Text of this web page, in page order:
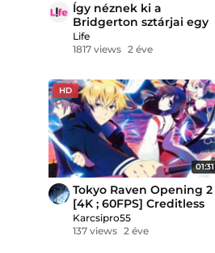
Így néznek ki a
Bridgerton sztárjai egy
másik film vagy sorozat
karaktereként
Life
1817 views 2 éve
HD
01:31
Tokyo Raven Opening 2
[4K ; 60FPS] Creditless
Karcsipro55
137 views 2 éve